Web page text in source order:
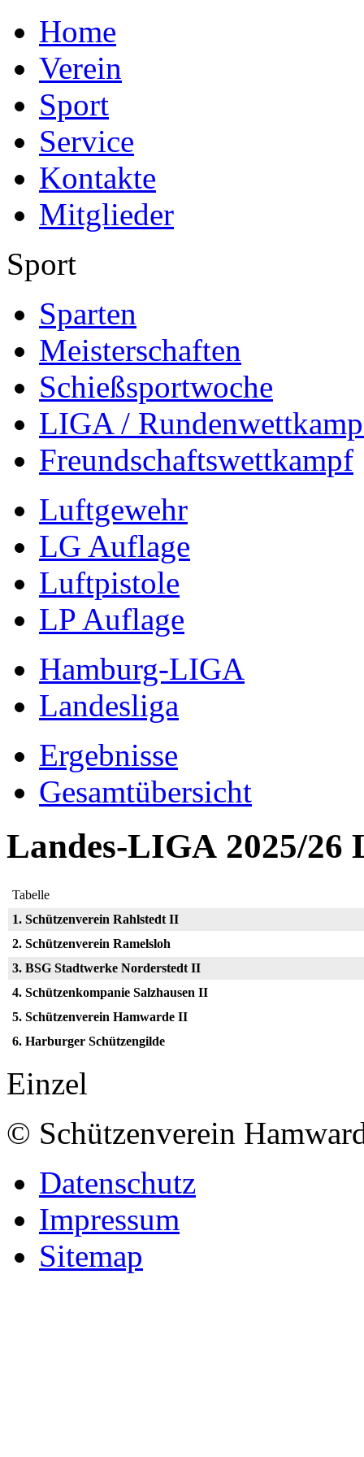
Home
Verein
Sport
Service
Kontakte
Mitglieder
Sport
Sparten
Meisterschaften
Schießsportwoche
LIGA /
Freundschaftswettkampf
Luftgewehr
LG Auflage
Luftpistole
LP Auflage
Hamburg-LIGA
Landesliga
Ergebnisse
Gesamtübersicht
Landes-LIGA 2025/26
Tabelle
1. Schützenverein Rahlstedt II
2. Schützenverein Ramelsloh
3. BSG Stadtwerke Norderstedt II
4. Schützenkompanie Salzhausen II
5. Schützenverein Hamwarde II
6. Harburger Schützengilde
Einzel
© Schützenverein
Datenschutz
Impressum
Sitemap